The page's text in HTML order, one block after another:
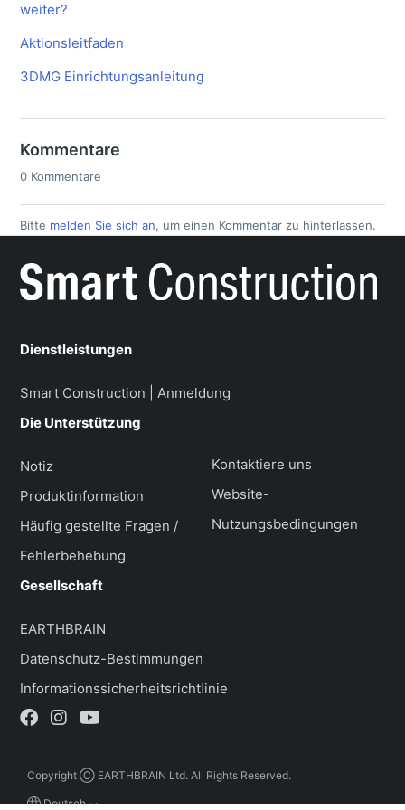
weiter?
Aktionsleitfaden
3DMG Einrichtungsanleitung
Kommentare
0 Kommentare
Bitte melden Sie sich an, um einen Kommentar zu hinterlassen.
Dienstleistungen
Smart Construction | Anmeldung
Die Unterstützung
Notiz
Produktinformation
Häufig gestellte Fragen /
Fehlerbehebung
Kontaktiere uns
Website-
Nutzungsbedingungen
Gesellschaft
EARTHBRAIN
Datenschutz-Bestimmungen
Informationssicherheitsrichtlinie
Copyright Ⓒ EARTHBRAIN Ltd. All Rights Reserved.
Deutsch